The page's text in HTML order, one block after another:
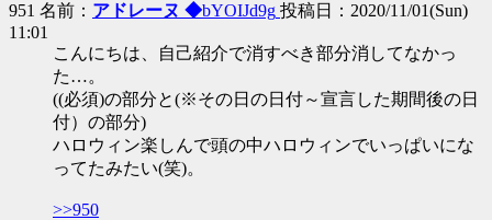
951 名前： アドレーヌ ◆bYOIJd9g 投稿日：2020/11/01(Sun)
11:01
こんにちは、自己紹介で消すべき部分消してなかっ
た…。
((必須)の部分と(※その日の日付～宣言した期間後の日
付）の部分)
ハロウィン楽しんで頭の中ハロウィンでいっぱいにな
ってたみたい(笑)。
>>950